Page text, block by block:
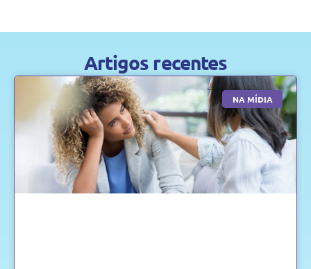
Artigos recentes
NA MÍDIA